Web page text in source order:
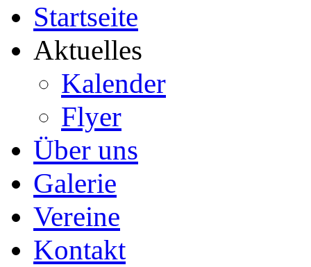
Startseite
Aktuelles
Kalender
Flyer
Über uns
Galerie
Vereine
Kontakt